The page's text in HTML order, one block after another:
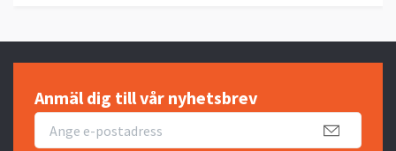
Anmäl dig till vår nyhetsbrev